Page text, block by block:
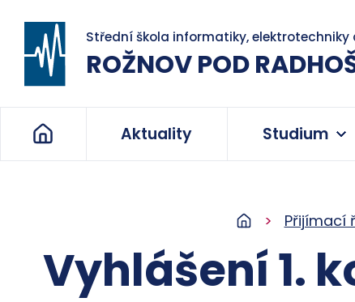
Střední škola informatiky, elektrotechniky
ROŽNOV POD
Aktuality Studium
Přijímací
Vyhlášení 1.